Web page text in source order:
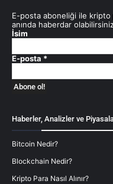
E-posta aboneliği ile kripto
anında haberdar
İsim
E-posta *
Haberler, Analizler ve
Bitcoin Nedir?
Blockchain Nedir?
Kripto Para Nasıl Alınır?